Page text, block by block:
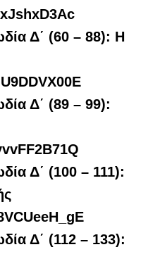
Δ΄ (60 – 88): Η
Δ΄ (89 – 99):
Δ΄ (100 – 111):
Δ΄ (112 – 133):